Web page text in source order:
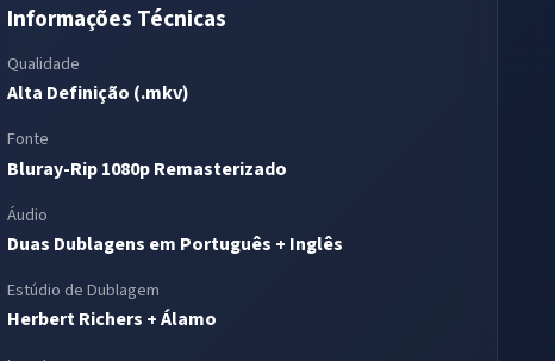
Informações Técnicas
Qualidade
Alta Definição (.mkv)
Fonte
Bluray-Rip 1080p Remasterizado
Áudio
Duas Dublagens em Português + Inglês
Estúdio de Dublagem
Herbert Richers + Álamo